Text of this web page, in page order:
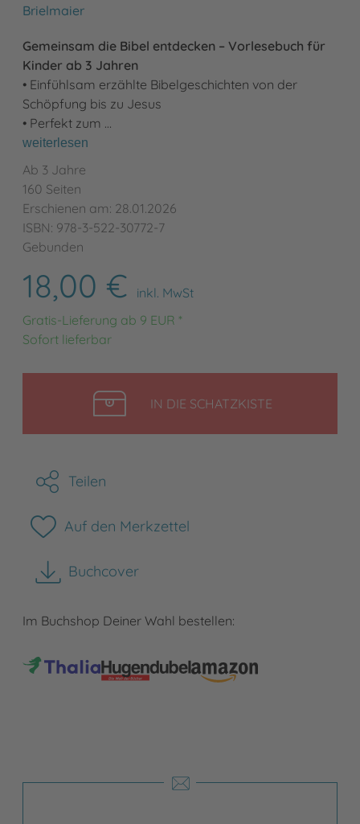
Brielmaier
Gemeinsam die Bibel entdecken – Vorlesebuch für
Kinder ab 3 Jahren
• Einfühlsam erzählte Bibelgeschichten von der
Schöpfung bis zu Jesus
• Perfekt zum …
weiterlesen
Ab 3 Jahre
160 Seiten
Erschienen am: 28.01.2026
ISBN: 978-3-522-30772-7
Gebunden
18,00 €
inkl. MwSt
Gratis-Lieferung ab 9 EUR *
Sofort lieferbar
IN DIE SCHATZKISTELEGEN
Teilen
Auf den Merkzettel
Buchcover
herunterladen
Im Buchshop Deiner Wahl bestellen: